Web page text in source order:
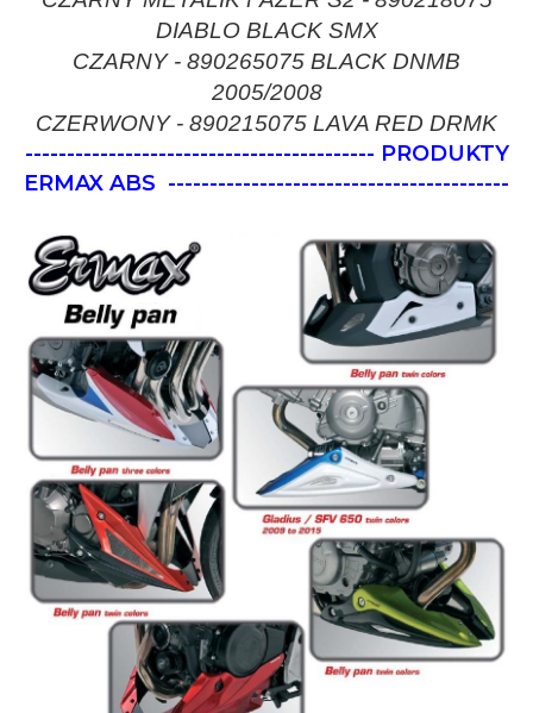
DIABLO BLACK SMX
CZARNY - 890265075 BLACK DNMB
2005/2008
CZERWONY - 890215075 LAVA RED DRMK
------------------------------------------ PRODUKTY
ERMAX ABS -----------------------------------------